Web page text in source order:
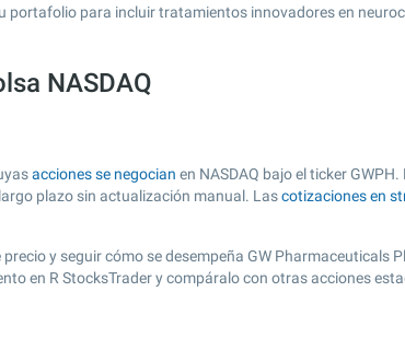
para incluir tratamientos innovadores en
NASDAQ
acciones se negocian en NASDAQ bajo el ticker
plazo sin actualización manual. Lascotizaciones en
y seguir cómo se desempeña GW Pharmaceuticals
en R StocksTrader y compáralo con otras acciones